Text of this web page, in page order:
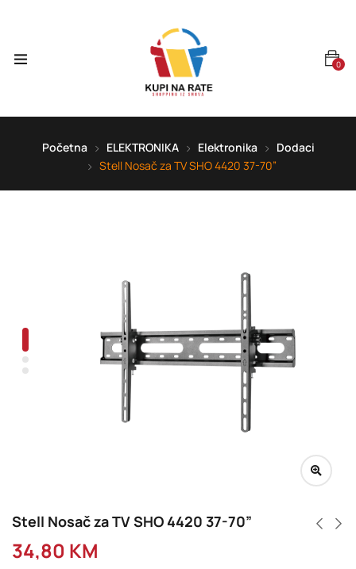
0
Početna ELEKTRONIKA Elektronika
Dodaci
Stell Nosač za TV SHO 4420 37-70”
Stell Nosač za TV SHO 4420 37-70”
34,80 KM